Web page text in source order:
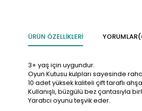
ÜRÜN ÖZELLIKLERI YORUMLAR
3+ yaş için uygundur.
Oyun Kutusu kulpları sayesinde
10 adet yüksek kaliteli çift taraflı
Kullanışlı, büzgülü bez çantasıyla
Yaratıcı oyunu teşvik eder.